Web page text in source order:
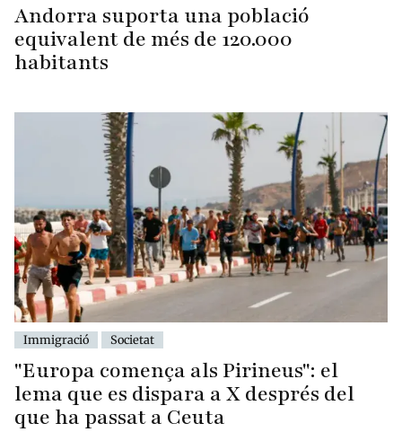
Andorra suporta una població
equivalent de més de 120.000
habitants
Immigració Societat
"Europa comença als Pirineus": el
lema que es dispara a X després del
que ha passat a Ceuta